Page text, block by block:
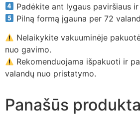
Padėkite ant lygaus paviršiaus
Pilną formą įgauna per 72
Nelaikykite vakuuminėje
nuo gavimo.
Rekomenduojama išpakuoti ir
valandų nuo pristatymo.
Panašūs